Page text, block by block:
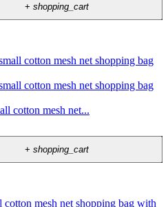
+shopping_cart
cotton mesh net...
+shopping_cart